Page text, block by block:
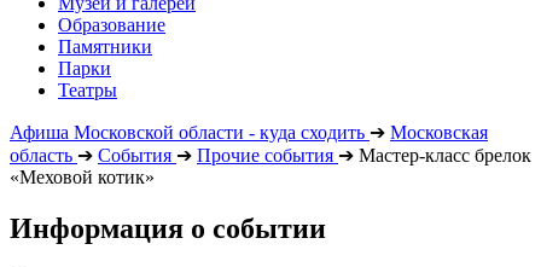
Образование
Памятники
Парки
Театры
Афиша Московской области - куда сходить ➔ Московская
область ➔ События ➔ Прочие события ➔ Мастер-класс брелок
«Меховой котик»
Информация о событии